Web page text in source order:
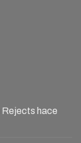
Rejects hace